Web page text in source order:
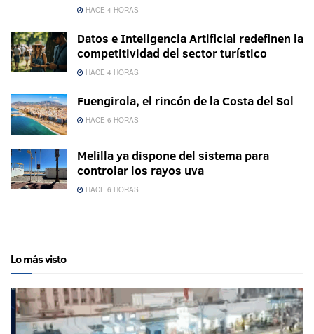
HACE 4 HORAS
Datos e Inteligencia Artificial redefinen la
competitividad del sector turístico
HACE 4 HORAS
Fuengirola, el rincón de la Costa del Sol
HACE 6 HORAS
Melilla ya dispone del sistema para
controlar los rayos uva
HACE 6 HORAS
Lo más visto